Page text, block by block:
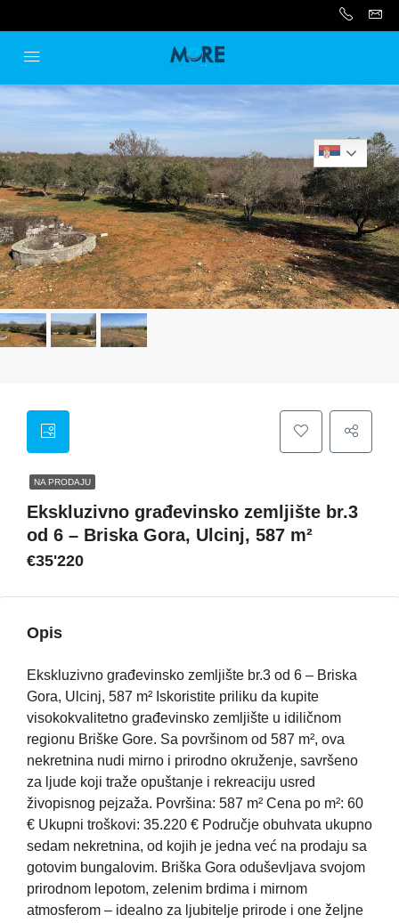
NA PRODAJU
Ekskluzivno građevinsko zemljište br.3
od 6 – Briska Gora, Ulcinj, 587 m²
€35'220
Opis
Ekskluzivno građevinsko zemljište br.3 od 6 – Briska
Gora, Ulcinj, 587 m² Iskoristite priliku da kupite
visokokvalitetno građevinsko zemljište u idiličnom
regionu Briške Gore. Sa površinom od 587 m², ova
nekretnina nudi mirno i prirodno okruženje, savršeno
za ljude koji traže opuštanje i rekreaciju usred
živopisnog pejzaža. Površina: 587 m² Cena po m²: 60
€ Ukupni troškovi: 35.220 € Područje obuhvata ukupno
sedam nekretnina, od kojih je jedna već na prodaju sa
gotovim bungalovim. Briška Gora oduševljava svojom
prirodnom lepotom, zelenim brdima i mirnom
atmosferom – idealno za ljubitelje prirode i one željne
Serbian